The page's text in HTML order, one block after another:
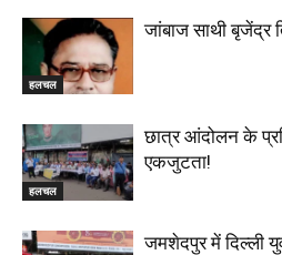
हलचल
जांबाज साथी बृजेंद्र
हलचल
छात्र आंदोलन के
एकजुटता!
जमशेदपुर में दिल्ली